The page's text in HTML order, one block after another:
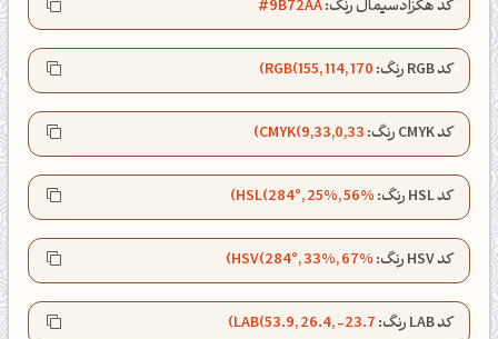
کد هگزادسیمال رنگ:#9B72AA
کد RGB رنگ: RGB(155, 114, 170)
کد CMYK رنگ: CMYK(9,33,0,33)
کد HSL رنگ: HSL(284°, 25%, 56%)
کد HSV رنگ: HSV(284°, 33%, 67%)
کد LAB رنگ: LAB(53.9, 26.4, -23.7)